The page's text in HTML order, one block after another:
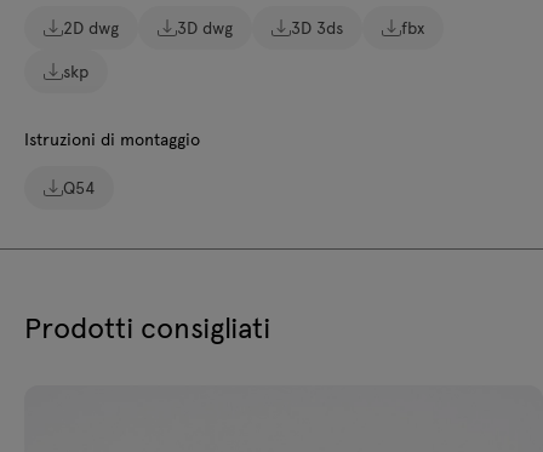
2D dwg 3D dwg 3D 3ds
fbx
skp
Istruzioni di montaggio
Q54
Prodotti consigliati